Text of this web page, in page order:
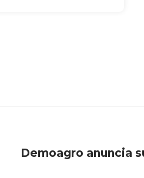
Demoagro anuncia